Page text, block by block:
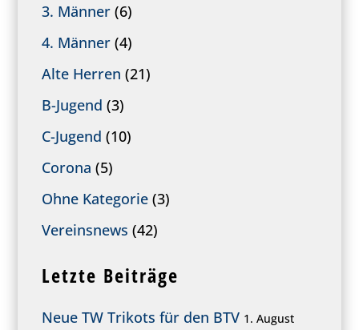
3. Männer (6)
4. Männer (4)
Alte Herren (21)
B-Jugend (3)
C-Jugend (10)
Corona (5)
Ohne Kategorie (3)
Vereinsnews (42)
Letzte Beiträge
Neue TW Trikots für den BTV 1. August